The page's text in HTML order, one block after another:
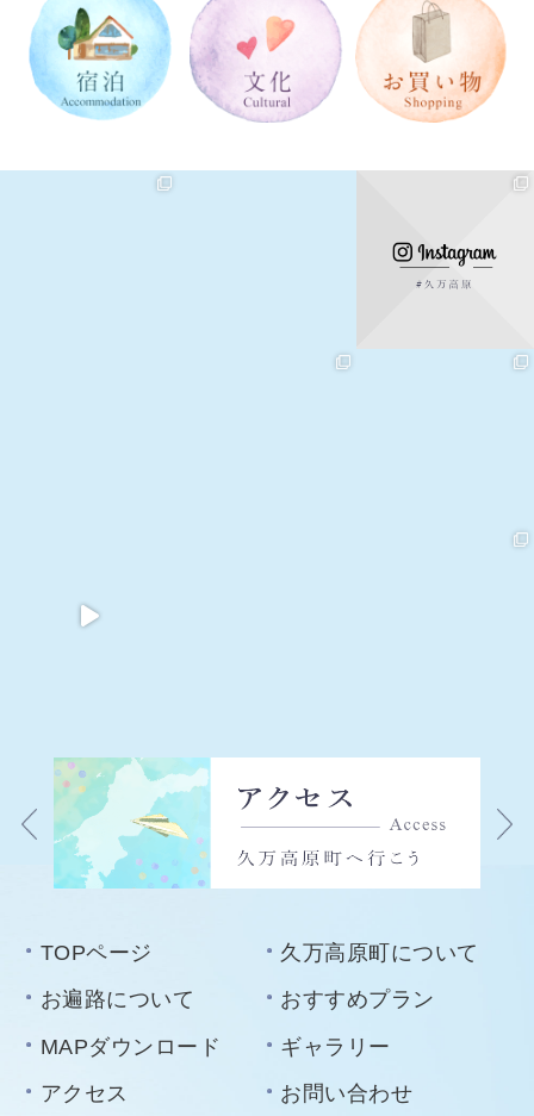
TOPページ
久万高原町について
お遍路について
おすすめプラン
MAPダウンロード
ギャラリー
アクセス
お問い合わせ